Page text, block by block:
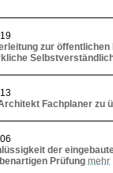
zur
Fachplaner zu
der
Prüfung mehr